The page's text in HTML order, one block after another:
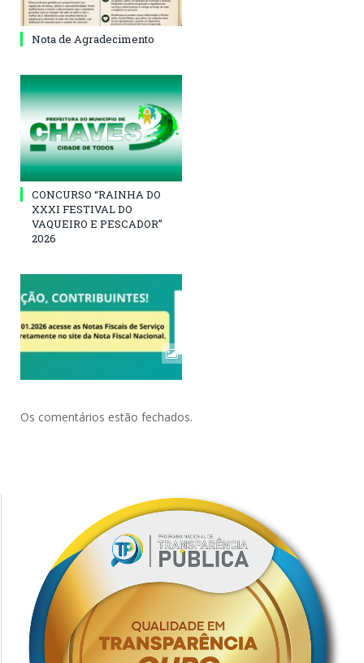
Nota de Agradecimento
CONCURSO “RAINHA DO
XXXI FESTIVAL DO
VAQUEIRO E PESCADOR”
2026
Os comentários estão fechados.